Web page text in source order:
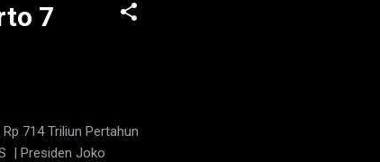
7
714 Triliun Pertahun
| Presiden Joko